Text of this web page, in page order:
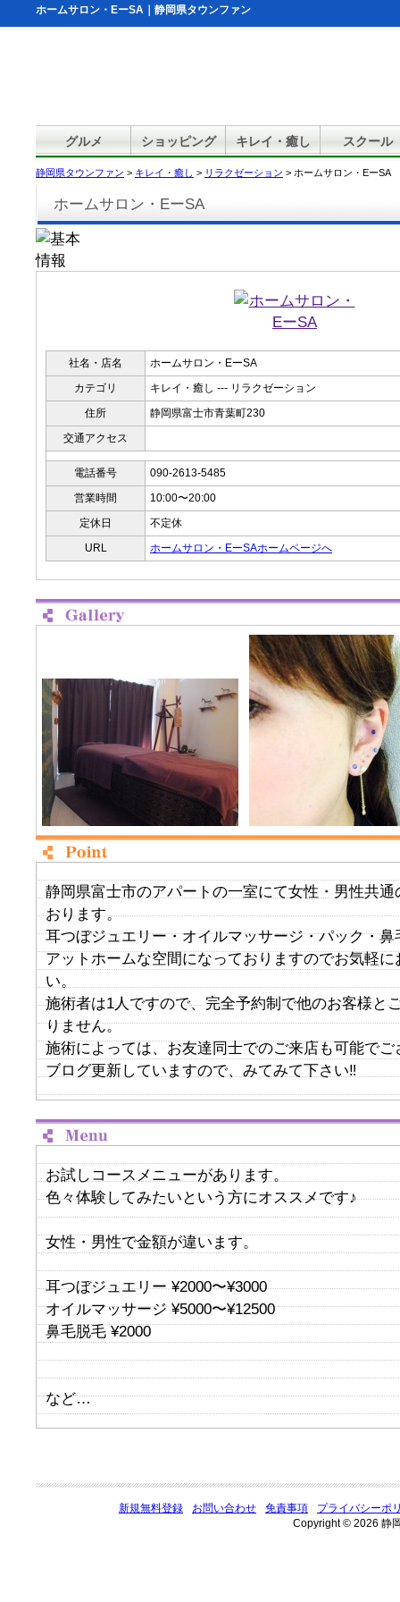
ホームサロン・EーSA｜静岡県タウンファン
グルメ ショッピング キレイ・癒し スクール
静岡県タウンファン > キレイ・癒し > リラクゼーション > ホームサロン・EーSA
ホームサロン・EーSA
社名・店名
ホームサロン・EーSA
カテゴリ
キレイ・癒し --- リラクゼーション
住所
静岡県富士市青葉町230
交通アクセス
電話番号
090-2613-5485
営業時間
10:00〜20:00
定休日
不定休
URL
ホームサロン・EーSAホームページへ
静岡県富士市のアパートの一室にて女性・男性共
おります。
耳つぼジュエリー・オイルマッサージ・パック・
アットホームな空間になっておりますのでお気軽
い。
施術者は1人ですので、完全予約制で他のお客様と
りません。
施術によっては、お友達同士でのご来店も可能でご
ブログ更新していますので、みてみて下さい‼︎
お試しコースメニューがあります。
色々体験してみたいという方にオススメです♪
女性・男性で金額が違います。
耳つぼジュエリー ¥2000〜¥3000
オイルマッサージ ¥5000〜¥12500
鼻毛脱毛 ¥2000
など…
新規無料登録 お問い合わせ 免責事項
プライバシーポ
Copyright © 2026 静